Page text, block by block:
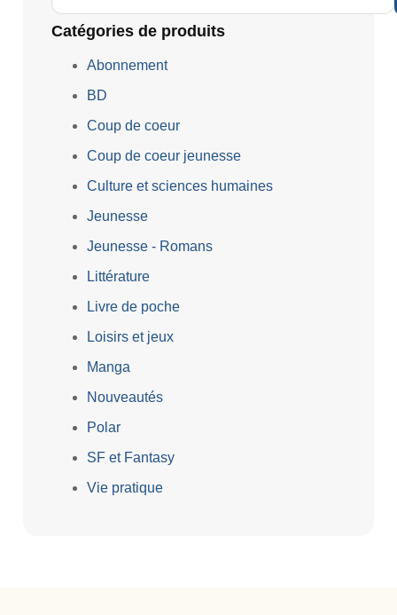
Catégories de produits
Abonnement
BD
Coup de coeur
Coup de coeur jeunesse
Culture et sciences humaines
Jeunesse
Jeunesse - Romans
Littérature
Livre de poche
Loisirs et jeux
Manga
Nouveautés
Polar
SF et Fantasy
Vie pratique